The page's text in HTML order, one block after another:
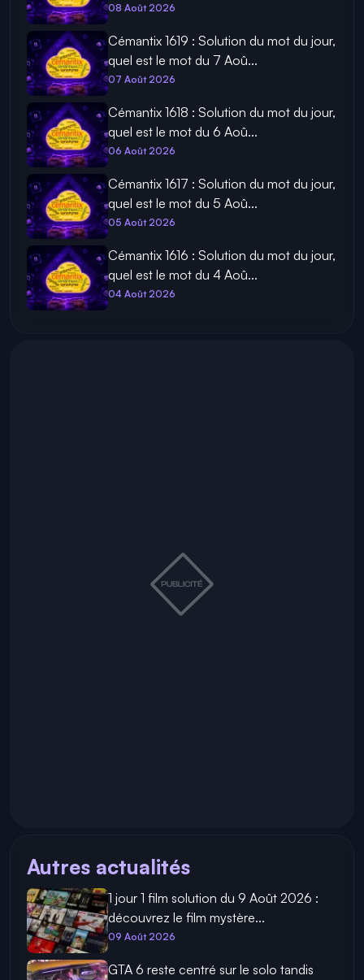
08 Août 2026
Cémantix 1619 : Solution du mot du jour,
quel est le mot du 7 Aoû...
07 Août 2026
Cémantix 1618 : Solution du mot du jour,
quel est le mot du 6 Aoû...
06 Août 2026
Cémantix 1617 : Solution du mot du jour,
quel est le mot du 5 Aoû...
05 Août 2026
Cémantix 1616 : Solution du mot du jour,
quel est le mot du 4 Aoû...
04 Août 2026
Autres actualités
1 jour 1 film solution du 9 Août 2026 :
découvrez le film mystère...
09 Août 2026
GTA 6 reste centré sur le solo tandis